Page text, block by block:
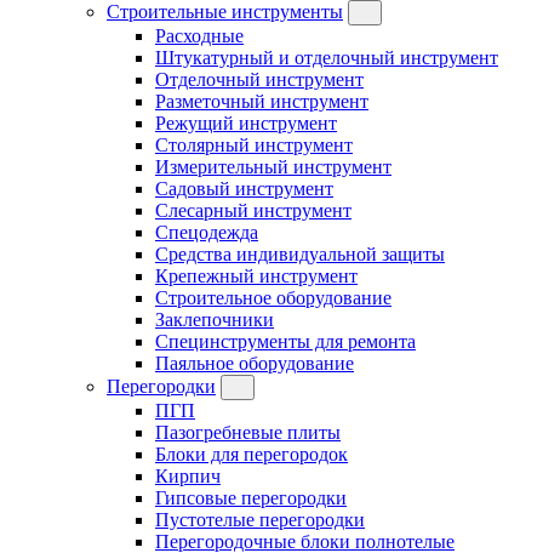
Строительные инструменты
Расходные
Штукатурный и отделочный инструмент
Отделочный инструмент
Разметочный инструмент
Режущий инструмент
Столярный инструмент
Измерительный инструмент
Садовый инструмент
Слесарный инструмент
Спецодежда
Средства индивидуальной защиты
Крепежный инструмент
Строительное оборудование
Заклепочники
Специнструменты для ремонта
Паяльное оборудование
Перегородки
ПГП
Пазогребневые плиты
Блоки для перегородок
Кирпич
Гипсовые перегородки
Пустотелые перегородки
Перегородочные блоки полнотелые